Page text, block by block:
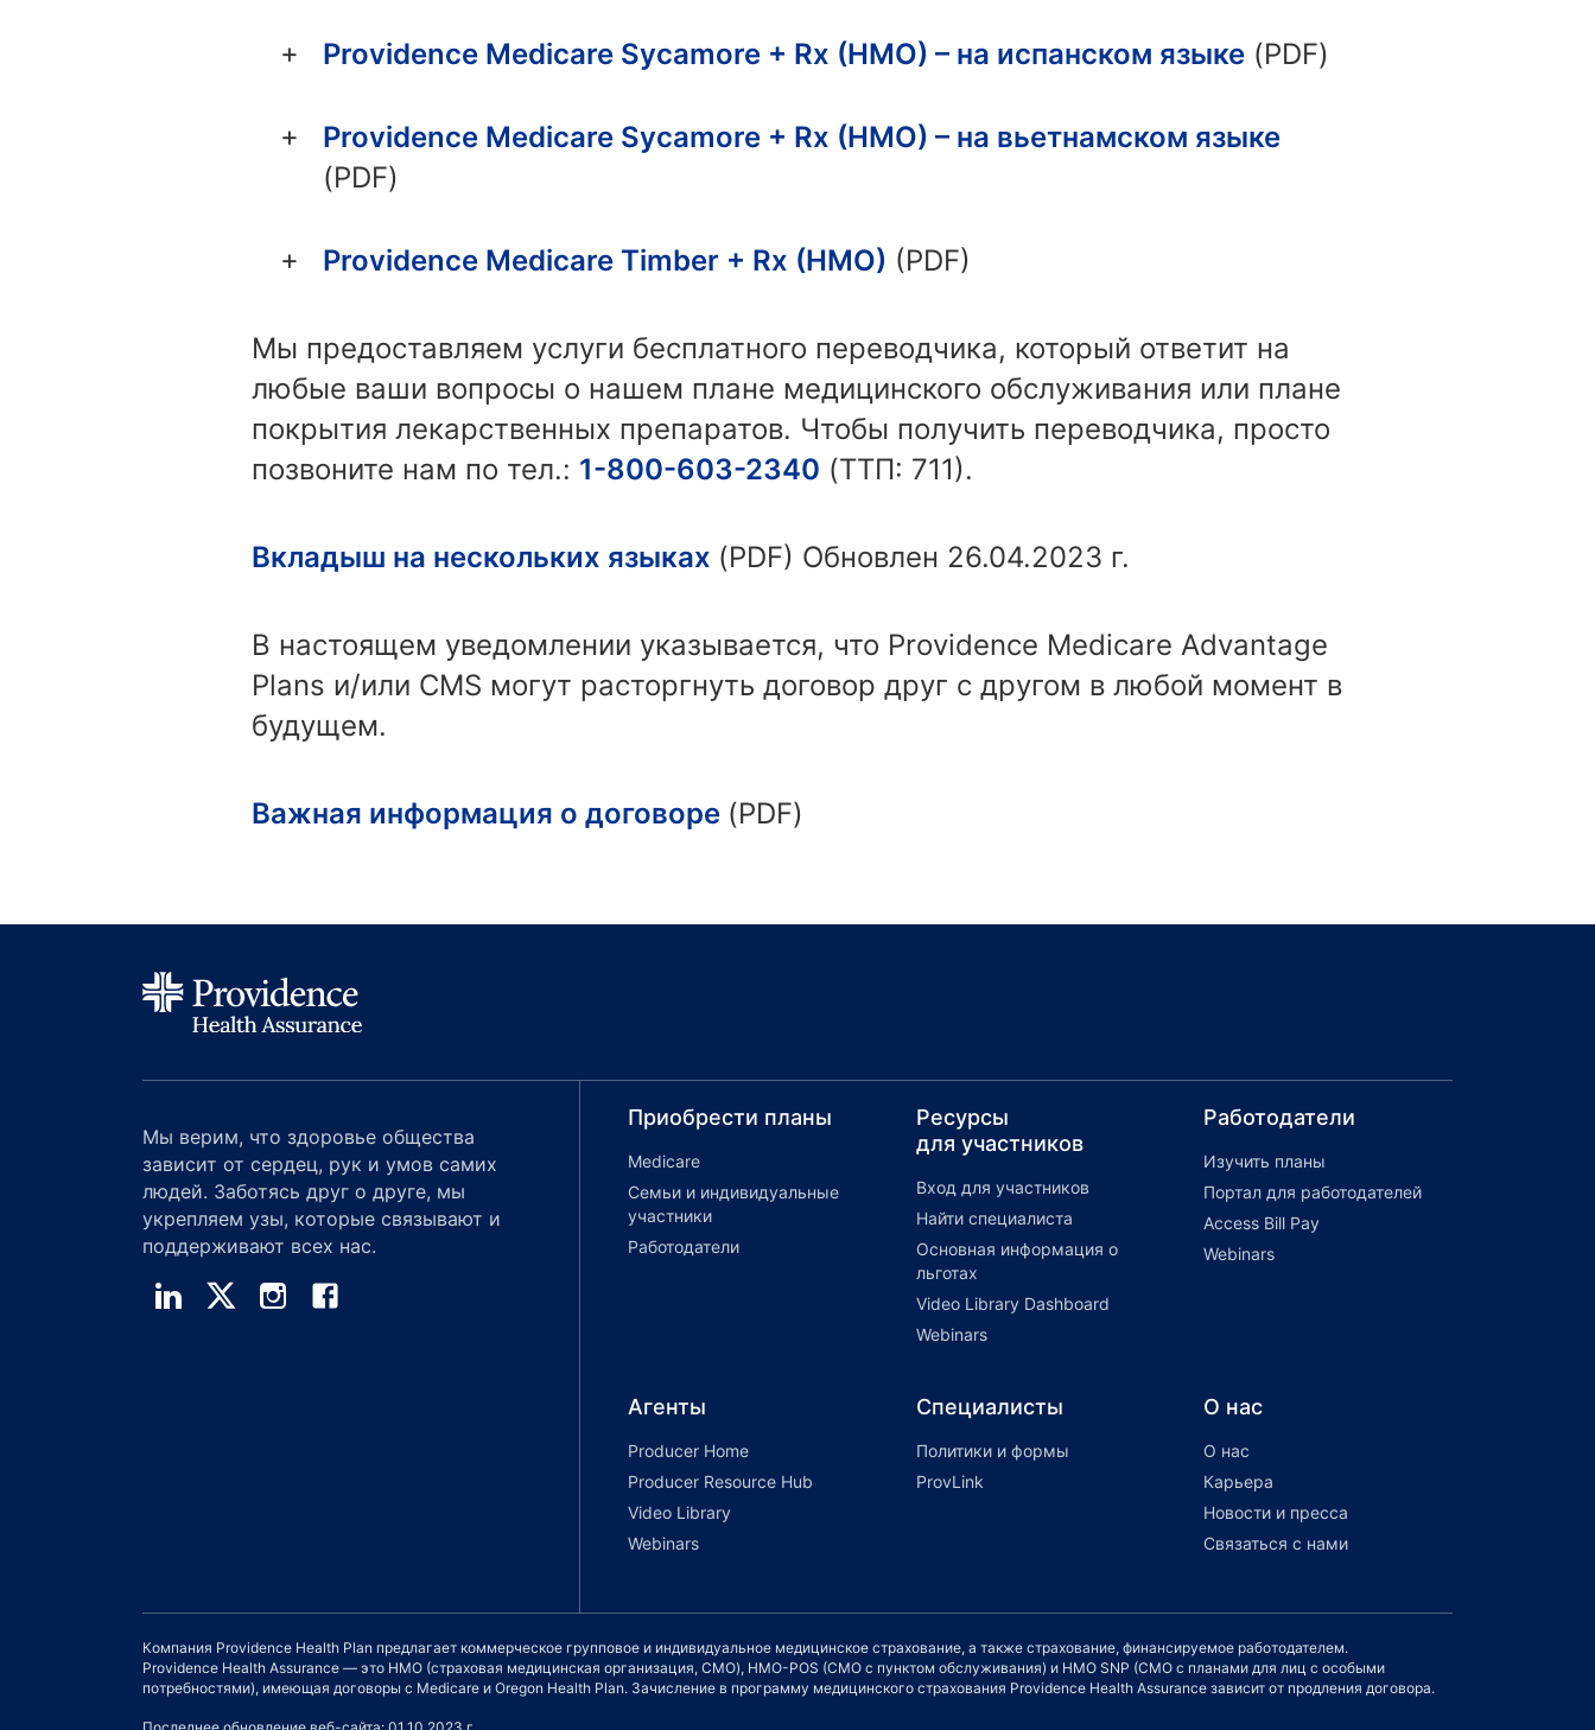
Providence Medicare Sycamore + Rx (HMO) – на испанском языке (PDF)
Providence Medicare Sycamore + Rx (HMO) – на вьетнамском языке
(PDF)
Providence Medicare Timber + Rx (HMO) (PDF)
Мы предоставляем услуги бесплатного переводчика, который ответит на
любые ваши вопросы о нашем плане медицинского обслуживания или плане
покрытия лекарственных препаратов. Чтобы получить переводчика, просто
позвоните нам по тел.: 1-800-603-2340 (TTП: 711).
Вкладыш на нескольких языках (PDF) Обновлен 26.04.2023 г.
В настоящем уведомлении указывается, что Providence Medicare Advantage
Plans и/или CMS могут расторгнуть договор друг с другом в любой момент в
будущем.
Важная информация о договоре (PDF)
Мы верим, что здоровье общества
зависит от сердец, рук и умов самих
людей. Заботясь друг о друге, мы
укрепляем узы, которые связывают и
поддерживают всех нас.
Приобрести планы
Medicare
Семьи и индивидуальные
участники
Работодатели
Ресурсы
для участников
Вход для участников
Найти специалиста
Основная информация о
льготах
Video Library Dashboard
Webinars
Работодатели
Изучить планы
Портал для работодателей
Access Bill Pay
Webinars
Агенты
Producer Home
Producer Resource Hub
Video Library
Webinars
Специалисты
Политики и формы
ProvLink
О нас
О нас
Карьера
Новости и пресса
Связаться с нами
Компания Providence Health Plan предлагает коммерческое групповое и индивидуальное медицинское страхование, а также страхование, финансируемое работодателем.
Providence Health Assurance — это HMO (страховая медицинская организация, СМО), HMO-POS (СМО с пунктом обслуживания) и HMO SNP (СМО с планами для лиц с особыми
потребностями), имеющая договоры с Medicare и Oregon Health Plan. Зачисление в программу медицинского страхования Providence Health Assurance зависит от продления договора.